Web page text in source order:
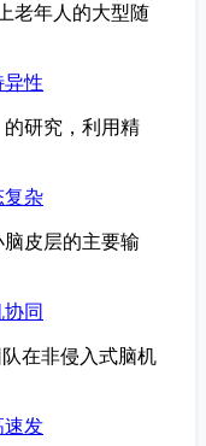
老年人的大型随
性
研究，利用精
复杂
皮层的主要输
同
在非侵入式脑机
速发